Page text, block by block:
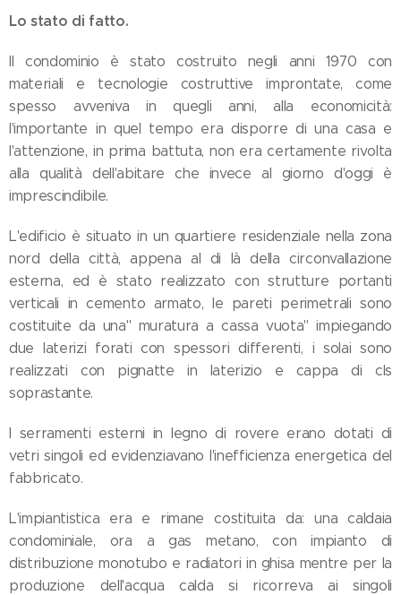
Lo stato di fatto.
Il condominio è stato costruito negli anni 1970 con
materiali e tecnologie costruttive improntate, come
spesso avveniva in quegli anni, alla economicità:
l'importante in quel tempo era disporre di una casa e
l'attenzione, in prima battuta, non era certamente rivolta
alla qualità dell'abitare che invece al giorno d'oggi è
imprescindibile.
L'edificio è situato in un quartiere residenziale nella zona
nord della città, appena al di là della circonvallazione
esterna, ed è stato realizzato con strutture portanti
verticali in cemento armato, le pareti perimetrali sono
costituite da una" muratura a cassa vuota" impiegando
due laterizi forati con spessori differenti, i solai sono
realizzati con pignatte in laterizio e cappa di cls
soprastante.
I serramenti esterni in legno di rovere erano dotati di
vetri singoli ed evidenziavano l'inefficienza energetica del
fabbricato.
L'impiantistica era e rimane costituita da: una caldaia
condominiale, ora a gas metano, con impianto di
distribuzione monotubo e radiatori in ghisa mentre per la
produzione dell'acqua calda si ricorreva ai singoli